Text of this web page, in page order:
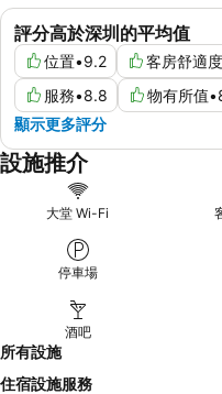
評分高於深圳的平均值
位置•9.2 客房舒適度
服務•8.8 物有所值•
顯示更多評分
設施推介
大堂 Wi-Fi
停車場
酒吧
所有設施
住宿設施服務